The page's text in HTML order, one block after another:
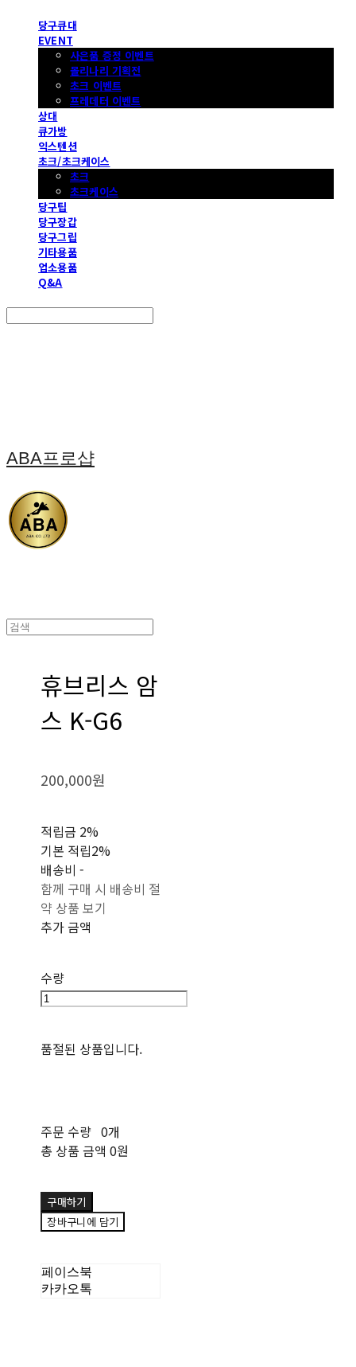
당구큐대
EVENT
사은품 증정 이벤트
몰리나리 기획전
초크 이벤트
프레데터 이벤트
상대
큐가방
익스텐션
초크/초크케이스
초크
초크케이스
당구팁
당구장갑
당구그립
기타용품
업소용품
Q&A
ABA프로샵
휴브리스 암
스 K-G6
200,000원
적립금 2%
기본 적립2%
배송비-
함께 구매 시 배송비 절
약 상품 보기
추가 금액
수량
품절된 상품입니다.
주문 수량 0개
총 상품 금액 0원
구매하기
장바구니에 담기
페이스북
카카오톡